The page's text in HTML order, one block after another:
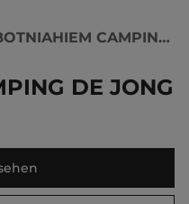
BOTNIAHIEM CAMPING DE JONG
DE JONG